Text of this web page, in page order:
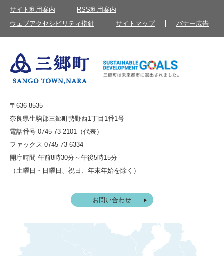
サイト利用案内
RSS利用案内
ウェブアクセシビリティ指針
サイトマップ バナー広告
〒636-8535
奈良県生駒郡三郷町勢野西1丁目1番1号
電話番号 0745-73-2101（代表）
ファックス 0745-73-6334
開庁時間 午前8時30分～午後5時15分
（土曜日・日曜日、祝日、年末年始を除く）
お問い合わせ